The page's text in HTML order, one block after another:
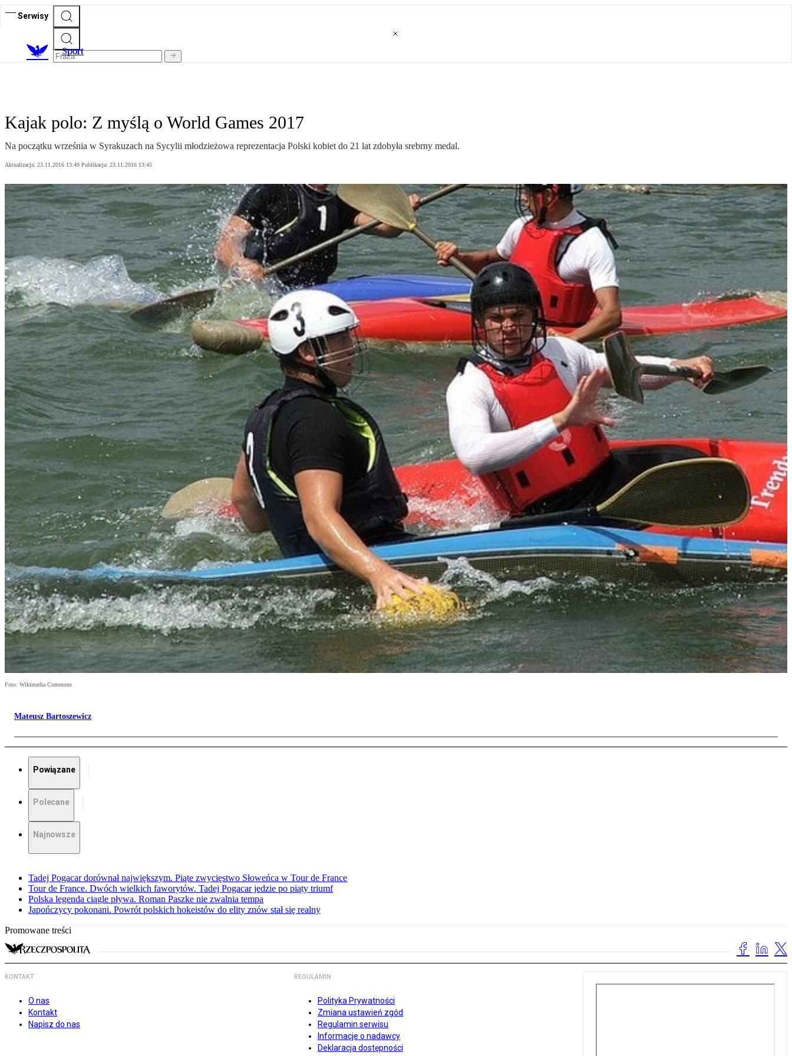
Serwisy
Sport
Kajak polo: Z myślą o World Games 2017
Na początku września w Syrakuzach na Sycylii młodzieżowa reprezentacja Polski kobiet do 21 lat zdobyła srebrny medal.
Aktualizacja: 23.11.2016 13:49 Publikacja: 23.11.2016 13:45
Foto: Wikimedia Commons
Mateusz Bartoszewicz
Powiązane
Polecane
Najnowsze
Tadej Pogacar dorównał największym. Piąte zwycięstwo Słoweńca w Tour de France
Tour de France. Dwóch wielkich faworytów. Tadej Pogacar jedzie po piąty triumf
Polska legenda ciągle pływa. Roman Paszke nie zwalnia tempa
Japończycy pokonani. Powrót polskich hokeistów do elity znów stał się realny
Promowane treści
KONTAKT
O nas
Kontakt
Napisz do nas
REGULAMIN
Polityka Prywatności
Zmiana ustawień zgód
Regulamin serwisu
Informacje o nadawcy
Deklaracja dostępności